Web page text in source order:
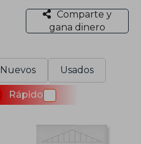
Comparte y
gana dinero
Nuevos Usados
Rápido